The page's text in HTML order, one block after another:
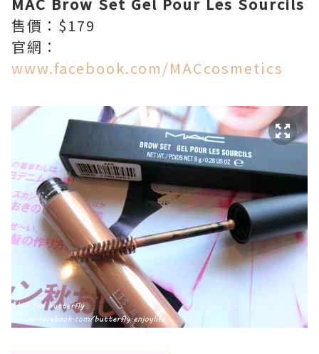
售價：$179
官網：
www.facebook.com/MACcosmetics